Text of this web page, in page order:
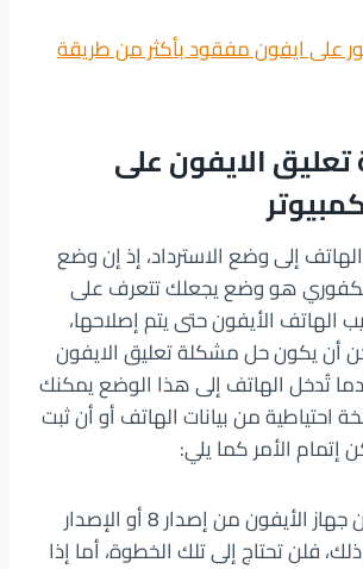
على ايفون مفقود بأكثر من طريقة
الايفون على
إلى وضع الاسترداد، إذ إن وضع
هو وضع يجعلك تتعرف على
الهاتف الأيفون حتى يتم إصلاحها،
أن يكون حل مشكلة تعليق الايفون
تُدخل الهاتف إلى هذا الوضع يمكنك
احتياطية من بيانات الهاتف أو أن ثبت
إتمام الأمر كما يلي:
في حالة كان جهاز الأيفون من إصدار 8 أو الإصدار
فلن تحتاج إلى تلك الخطوة، أما إذا